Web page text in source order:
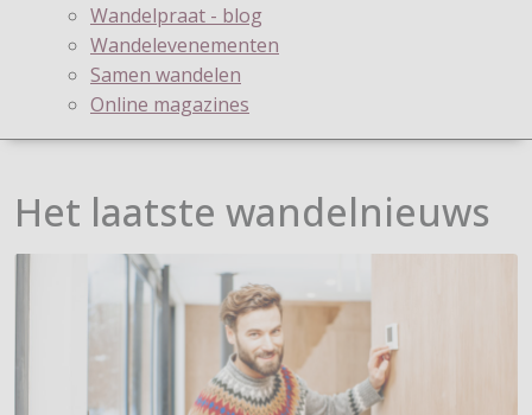
Wandelpraat - blog
Wandelevenementen
Samen wandelen
Online magazines
Het laatste wandelnieuws